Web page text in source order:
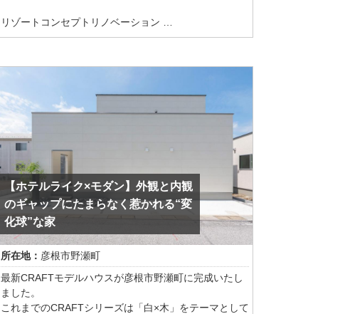
リゾートコンセプトリノベーション
ナチュラルになってしまわないように高層マンション
の要素を組み込みました。シックな色味と上質な素材
使わないホビールームを取り込むことでスペースと窓
面を増やし、広々と開放的なＬＤＫに。窓からみえる
山並み（少しですが琵琶湖も）をインテリアの主役
に！このサイズのＬＤスペースと窓面を確保できるこ
とは珍しいので、かなりのゆとりの贅沢感が。
ナチュラルになりすぎて高級感が薄れないようにと、
既存建具のステンドガラスがかわいかったのでそれが
映えるようにと床や壁などベースとなる部分は白ベー
スのシンプルでモダンなテイストにし、家具や小物で
自然素材をふんだんに取り入れリゾート感を演出しま
した。
リノベーション内容
‣ 床フロアタイル上貼り
【ホテルライク×モダン】外観と内観
のギャップにたまらなく惹かれる“変
化球”な家
所在地： 彦根市野瀬町
最新CRAFTモデルハウスが彦根市野瀬町に完成いたし
ました。
これまでのCRAFTシリーズは「白×木」をテーマとして